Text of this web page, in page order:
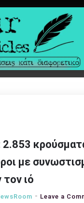
διαφορετικό
2.853
με
τον ιό
Leave a